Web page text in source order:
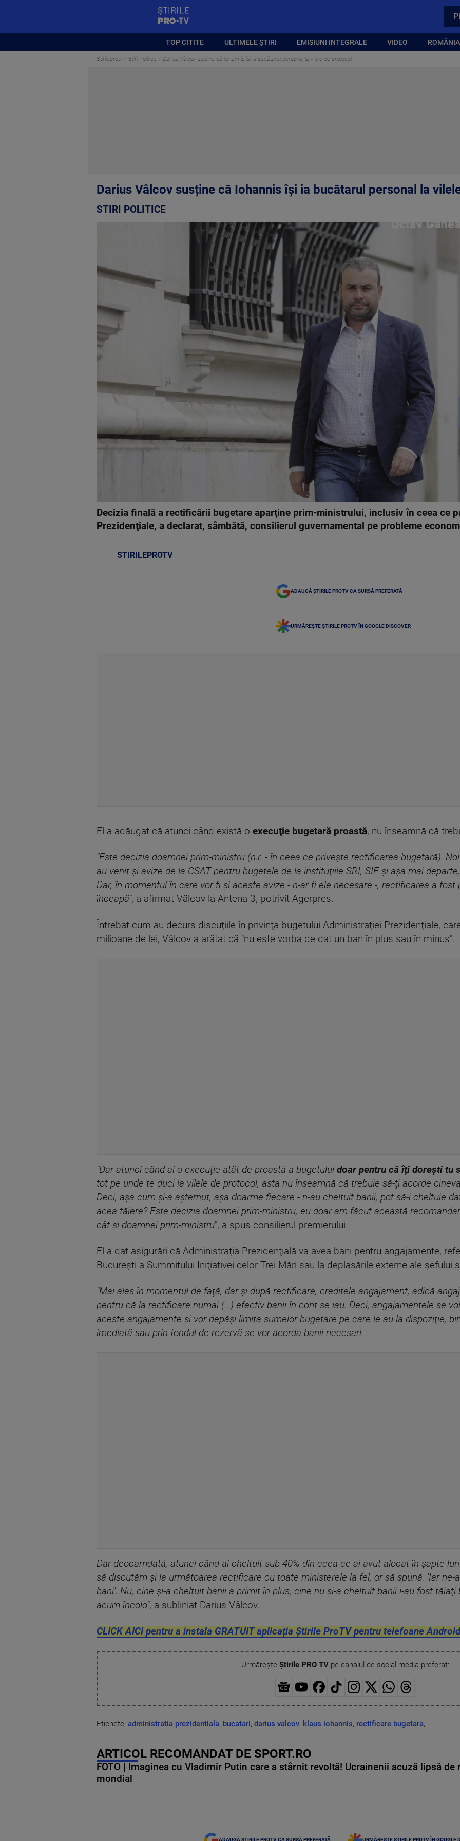
TOP CITITE ULTIMELE ȘTIRI EMISIUNI INTEGRALE VIDEO
Stirileprotv Stiri Politice Darius Vâlcov susține că Iohannis își ia bucătarul personal la vilele de protocol
Darius Vâlcov susține că Iohannis își ia bucătarul personal la
STIRI POLITICE
Decizia finală a rectificării bugetare aparţine prim-ministrului, inclusiv în ceea ce
Prezidenţiale, a declarat, sâmbătă, consilierul guvernamental pe probleme
STIRILEPROTV
ADAUGĂ ȘTIRILE PROTV CA SURSĂ PREFERATĂ
URMĂREȘTE ȘTIRILE PROTV ÎN GOOGLE DISCOVER
El a adăugat că atunci când există o execuţie bugetară proastă, nu înseamnă că
"Este decizia doamnei prim-ministru (n.r. - în ceea ce priveşte rectificarea bugetară).
au venit şi avize de la CSAT pentru bugetele de la instituţiile SRI, SIE şi aşa mai
Dar, în momentul în care vor fi şi aceste avize - n-ar fi ele necesare -, rectificarea a fost
înceapă", a afirmat Vâlcov la Antena 3, potrivit Agerpres.
Întrebat cum au decurs discuţiile în privinţa bugetului Administraţiei Prezidenţiale,
milioane de lei, Vâlcov a arătat că "nu este vorba de dat un ban în plus sau în minus".
"Dar atunci când ai o execuţie atât de proastă a bugetului doar pentru că îţi doreşti tu
tot pe unde te duci la vilele de protocol, asta nu înseamnă că trebuie să-ţi acorde
Deci, aşa cum şi-a aşternut, aşa doarme fiecare - n-au cheltuit banii, pot să-i cheltuie
acea tăiere? Este decizia doamnei prim-ministru, eu doar am făcut această
cât şi doamnei prim-ministru", a spus consilierul premierului.
El a dat asigurări că Administraţia Prezidenţială va avea bani pentru angajamente,
Bucureşti a Summitului Iniţiativei celor Trei Mări sau la deplasările externe ale şefului
"Mai ales în momentul de faţă, dar şi după rectificare, creditele angajament, adică
pentru că la rectificare numai (...) efectiv banii în cont se iau. Deci, angajamentele se
aceste angajamente şi vor depăşi limita sumelor bugetare pe care le au la dispoziţie,
imediată sau prin fondul de rezervă se vor acorda banii necesari.
Dar deocamdată, atunci când ai cheltuit sub 40% din ceea ce ai avut alocat în şapte
să discutăm şi la următoarea rectificare cu toate ministerele la fel, or să spună: 'Iar
bani'. Nu, cine şi-a cheltuit banii a primit în plus, cine nu şi-a cheltuit banii i-au fost tăiaţi
acum încolo", a subliniat Darius Vâlcov.
CLICK AICI pentru a instala GRATUIT aplicația Știrile ProTV pentru telefoane
Urmărește Știrile PRO TVpe canalul de social media preferat:
Etichete: administratia prezidentiala, bucatari, darius valcov, klaus iohannis, rectificare bugetara,
ARTICOL RECOMANDAT DE SPORT.RO
FOTO | Imaginea cu Vladimir Putin care a stârnit revoltă! Ucrainenii acuză lipsă de
mondial